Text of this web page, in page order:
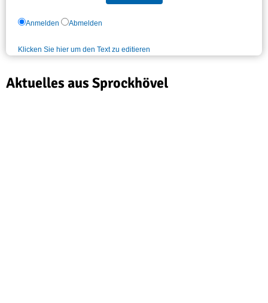
Anmelden Abmelden
Klicken Sie hier um den Text zu editieren
Aktuelles aus Sprockhövel